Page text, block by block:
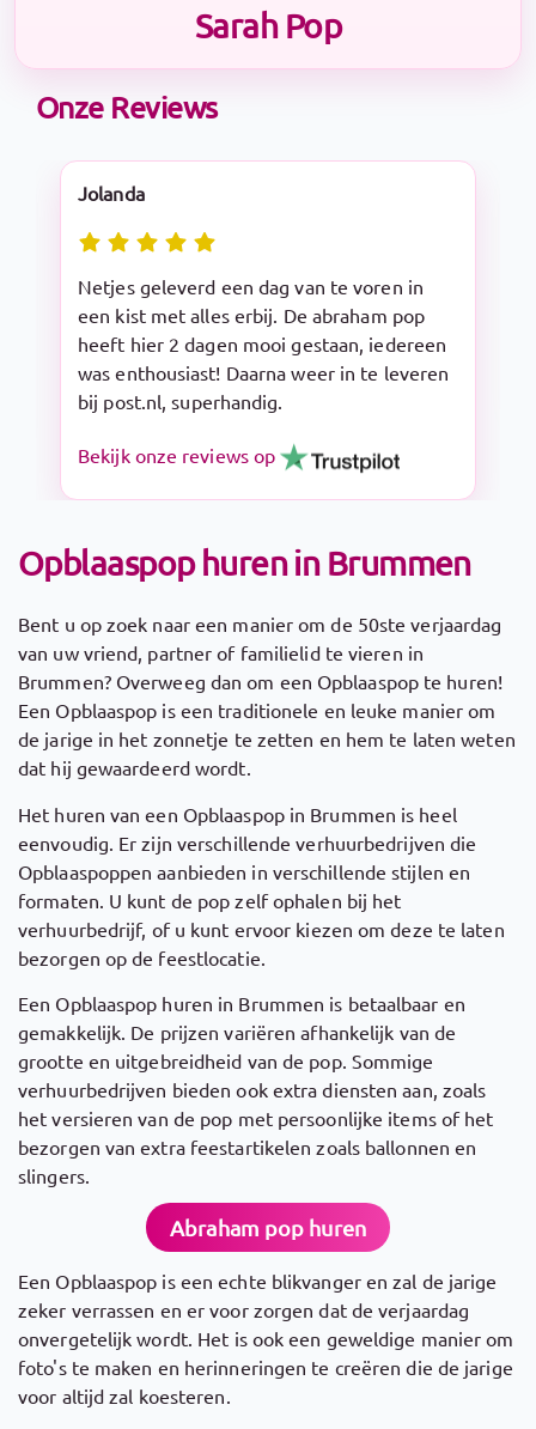
Sarah Pop
Onze Reviews
Nadine
Snelle levering en makkelijk op te zetten.
De Sarah pop is een aanrader!
Bekijk onze reviews op
Opblaaspop huren in Brummen
Bent u op zoek naar een manier om de 50ste verjaardag
van uw vriend, partner of familielid te vieren in
Brummen? Overweeg dan om een Opblaaspop te huren!
Een Opblaaspop is een traditionele en leuke manier om
de jarige in het zonnetje te zetten en hem te laten weten
dat hij gewaardeerd wordt.
Het huren van een Opblaaspop in Brummen is heel
eenvoudig. Er zijn verschillende verhuurbedrijven die
Opblaaspoppen aanbieden in verschillende stijlen en
formaten. U kunt de pop zelf ophalen bij het
verhuurbedrijf, of u kunt ervoor kiezen om deze te laten
bezorgen op de feestlocatie.
Een Opblaaspop huren in Brummen is betaalbaar en
gemakkelijk. De prijzen variëren afhankelijk van de
grootte en uitgebreidheid van de pop. Sommige
verhuurbedrijven bieden ook extra diensten aan, zoals
het versieren van de pop met persoonlijke items of het
bezorgen van extra feestartikelen zoals ballonnen en
slingers.
Abraham pop huren
Een Opblaaspop is een echte blikvanger en zal de jarige
zeker verrassen en er voor zorgen dat de verjaardag
onvergetelijk wordt. Het is ook een geweldige manier om
foto's te maken en herinneringen te creëren die de jarige
voor altijd zal koesteren.